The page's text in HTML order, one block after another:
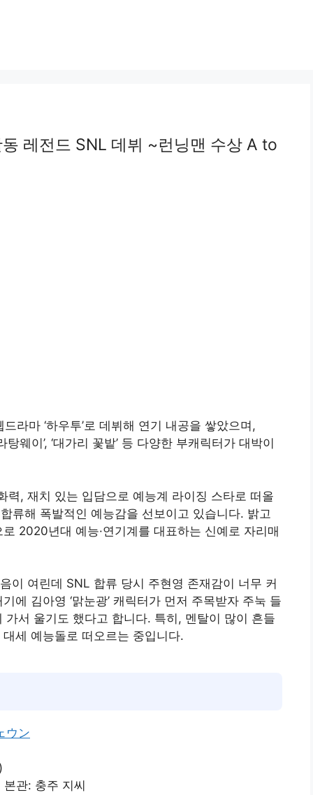
레전드 SNL 데뷔 ~런닝맨 수상 A to
라마 ‘하우투’로 데뷔해 연기 내공을 쌓았으며,
웨이’, ‘대가리 꽃밭’ 등 다양한 부캐릭터가 대박이
력, 재치 있는 입담으로 예능계 라이징 스타로 떠올
류해 폭발적인 예능감을 선보이고 있습니다. 밝고
2020년대 예능·연기계를 대표하는 신예로 자리매
이 여린데 SNL 합류 당시 주현영 존재감이 너무 커
에 김아영 ‘맑눈광’ 캐릭터가 먼저 주목받자 주눅 들
가서 울기도 했다고 합니다. 특히, 멘탈이 많이 흔들
세 예능돌로 떠오르는 중입니다.
ウン
관: 충주 지씨